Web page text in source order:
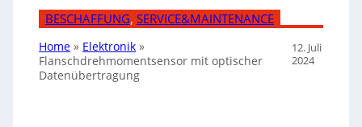
BESCHAFFUNG, SERVICE&MAINTENANCE
Home » Elektronik »
Flanschdrehmomentsensor mit optischer
Datenübertragung
12. Juli
2024